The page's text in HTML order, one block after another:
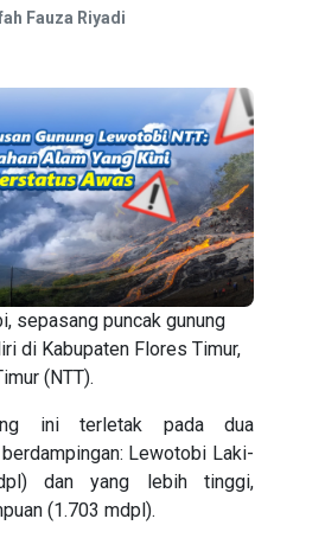
Fauza Riyadi
sepasang puncak gunung
di Kabupaten Flores Timur,
(NTT).
ini terletak pada dua
Lewotobi Laki-
dan yang lebih tinggi,
(1.703 mdpl).